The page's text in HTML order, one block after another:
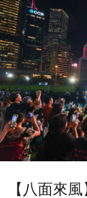
【八面來